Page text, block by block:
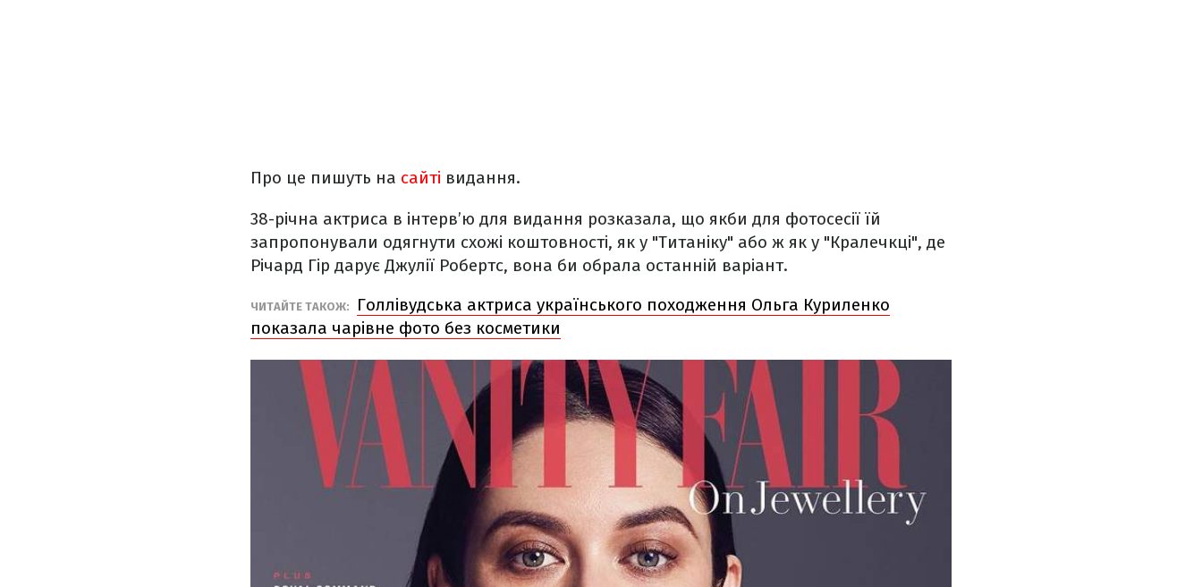
Про це пишуть на сайті видання.
38-річна актриса в інтерв’ю для видання розказала, що якби для фотосесії їй
запропонували одягнути схожі коштовності, як у "Титаніку" або ж як у "Кралечкці", де
Річард Гір дарує Джулії Робертс, вона би обрала останній варіант.
ЧИТАЙТЕ ТАКОЖ:
Голлівудська актриса українського походження Ольга Куриленко
показала чарівне фото без косметики